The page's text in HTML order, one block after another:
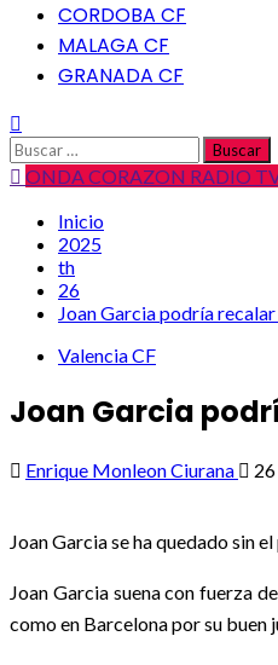
CORDOBA CF
MALAGA CF
GRANADA CF
Buscar:
ONDA CORAZON RADIO
Inicio
2025
th
26
Joan Garcia podría
Valencia CF
Joan Garcia
Enrique Monleon Ciurana
Joan Garcia se ha quedado sin
Joan Garcia suena con fuerza
como en Barcelona por su buen